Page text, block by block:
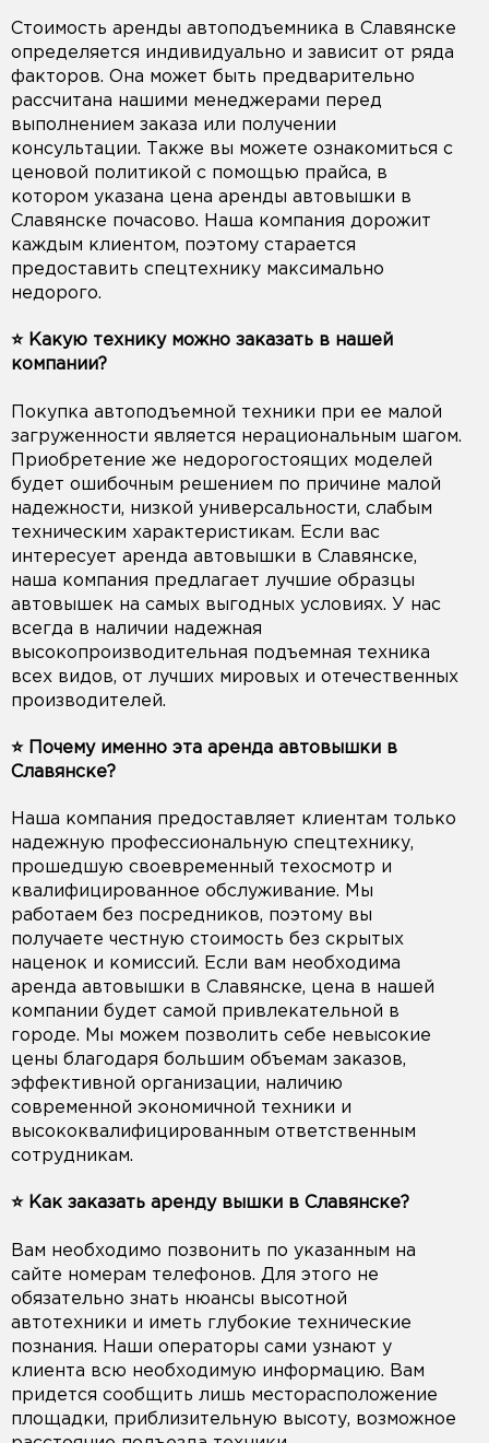
Стоимость аренды автоподъемника в Славянске
определяется индивидуально и зависит от ряда
факторов. Она может быть предварительно
рассчитана нашими менеджерами перед
выполнением заказа или получении
консультации. Также вы можете ознакомиться с
ценовой политикой с помощью прайса, в
котором указана цена аренды автовышки в
Славянске почасово. Наша компания дорожит
каждым клиентом, поэтому старается
предоставить спецтехнику максимально
недорого.
⭐️ Какую технику можно заказать в нашей
компании?
Покупка автоподъемной техники при ее малой
загруженности является нерациональным шагом.
Приобретение же недорогостоящих моделей
будет ошибочным решением по причине малой
надежности, низкой универсальности, слабым
техническим характеристикам. Если вас
интересует аренда автовышки в Славянске,
наша компания предлагает лучшие образцы
автовышек на самых выгодных условиях. У нас
всегда в наличии надежная
высокопроизводительная подъемная техника
всех видов, от лучших мировых и отечественных
производителей.
⭐️ Почему именно эта аренда автовышки в
Славянске?
Наша компания предоставляет клиентам только
надежную профессиональную спецтехнику,
прошедшую своевременный техосмотр и
квалифицированное обслуживание. Мы
работаем без посредников, поэтому вы
получаете честную стоимость без скрытых
наценок и комиссий. Если вам необходима
аренда автовышки в Славянске, цена в нашей
компании будет самой привлекательной в
городе. Мы можем позволить себе невысокие
цены благодаря большим объемам заказов,
эффективной организации, наличию
современной экономичной техники и
высококвалифицированным ответственным
сотрудникам.
⭐️ Как заказать аренду вышки в Славянске?
Вам необходимо позвонить по указанным на
сайте номерам телефонов. Для этого не
обязательно знать нюансы высотной
автотехники и иметь глубокие технические
познания. Наши операторы сами узнают у
клиента всю необходимую информацию. Вам
придется сообщить лишь месторасположение
площадки, приблизительную высоту, возможное